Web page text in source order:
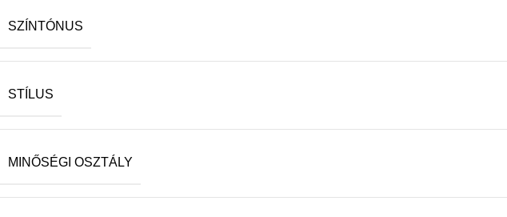
SZÍNTÓNUS
STÍLUS
MINŐSÉGI OSZTÁLY